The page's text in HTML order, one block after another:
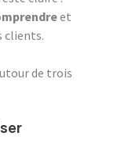
et
clients.
de trois